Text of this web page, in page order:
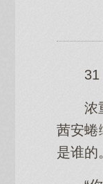
31
浓
茜安蜷
是谁的